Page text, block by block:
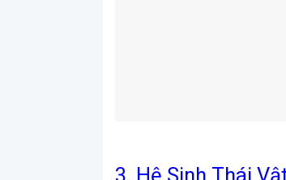
3. Hệ Sinh Thái